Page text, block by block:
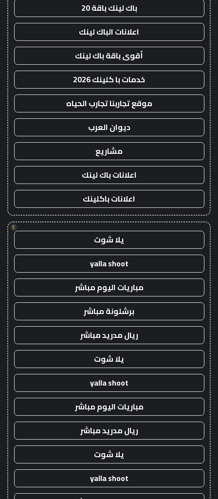
باك لينك باقة 20
اعلانات الباك لينك
أقوى باقة باك لينك
خدمات با كلينك 2026
موقع تجاربنا تجارب الحياه
ديوان العرب
مشاريع
اعلانات باك لينك
اعلانات باكلينك
!
يلا شوت
yalla shoot
مباريات اليوم مباشر
برشلونة مباشر
ريال مدريد مباشر
يلا شوت
yalla shoot
مباريات اليوم مباشر
ريال مدريد مباشر
يلا شوت
yalla shoot